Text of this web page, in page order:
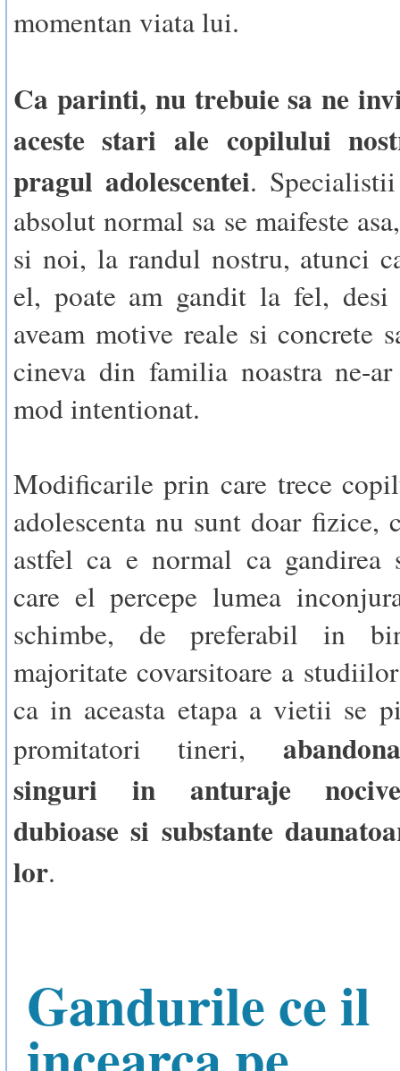
momentan viata lui.
Ca parinti, nu trebuie sa ne
aceste stari ale copilului
pragul adolescentei.
absolut normal sa se maifeste
si noi, la randul nostru, atunci
el, poate am gandit la fel,
aveam motive reale si concrete
cineva din familia noastra ne-
mod intentionat.
Modificarile prin care trece
adolescenta nu sunt doar fizice,
astfel ca e normal ca
care el percepe lumea
schimbe, de preferabil in
majoritate covarsitoare a
ca in aceasta etapa a vietii se
promitatori tineri,
singuri in anturaje
dubioase si substante
lor.
Gandurile ce il